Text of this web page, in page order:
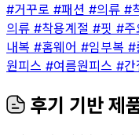
#거꾸로 #패션 #의류 #
의류 #착용계절 #핏 #주
내복 #홈웨어 #임부복 #
원피스 #여름원피스 #간
후기 기반 제